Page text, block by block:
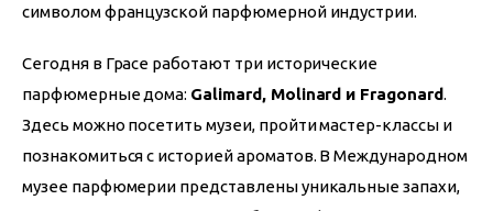
символом французской парфюмерной индустрии.
Сегодня в Грасе работают три исторические
парфюмерные дома: Galimard, Molinard и Fragonard.
Здесь можно посетить музеи, пройти мастер-классы и
познакомиться с историей ароматов. В Международном
музее парфюмерии представлены уникальные запахи,